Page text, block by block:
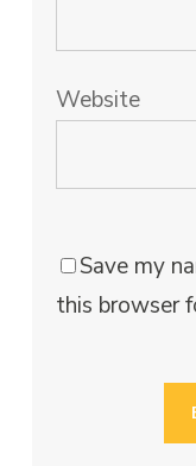
Website
Save my
this browser